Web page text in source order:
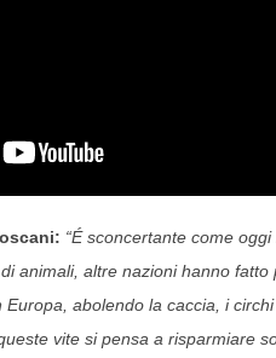
“É sconcertante come
animali, altre nazioni hanno
abolendo la caccia, i
vite si pensa a risparmiare